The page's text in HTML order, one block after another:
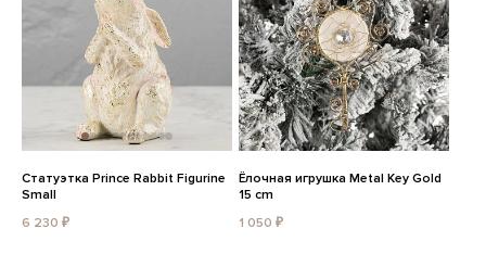
Статуэтка Prince Rabbit Figurine
Small
6 230 ₽
Ёлочная игрушка Metal Key Gold
15 cm
1 050 ₽